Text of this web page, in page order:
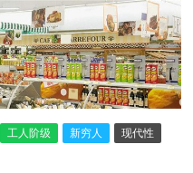
工人阶级 新穷人
现代性